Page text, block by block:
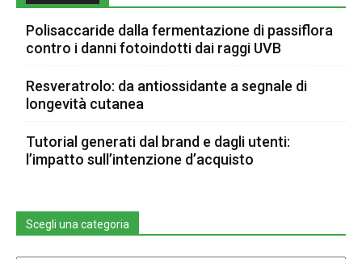
Polisaccaride dalla fermentazione di passiflora
contro i danni fotoindotti dai raggi UVB
Resveratrolo: da antiossidante a segnale di
longevità cutanea
Tutorial generati dal brand e dagli utenti:
l’impatto sull’intenzione d’acquisto
Scegli una categoria
Scegli